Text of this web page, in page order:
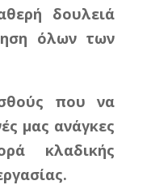
δουλειά
όλων των
που να
μας ανάγκες
κλαδικής